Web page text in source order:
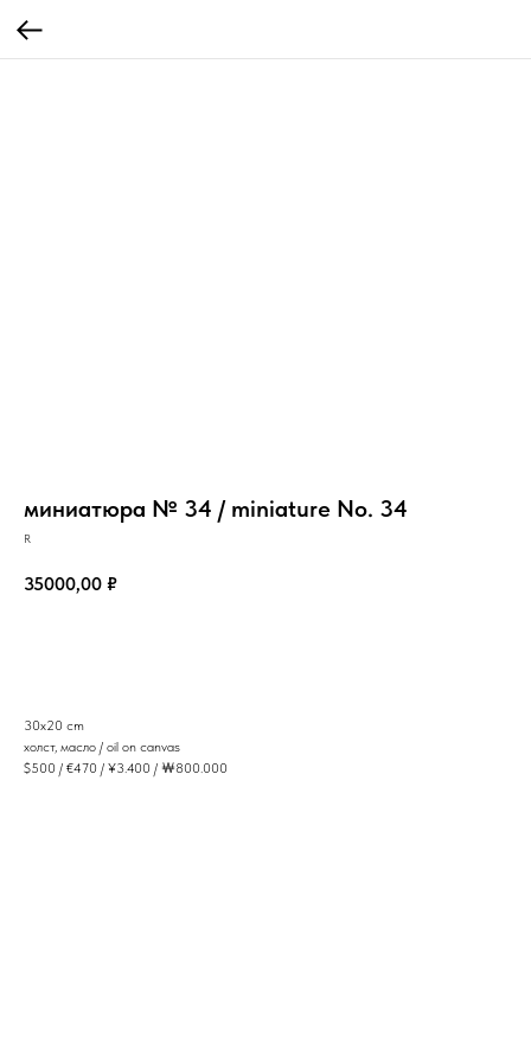
миниатюра № 34 / miniature No. 34
R
35000,00 ₽
30x20 cm
холст, масло / oil on canvas
$500 / €470 / ¥3.400 / ￦800.000